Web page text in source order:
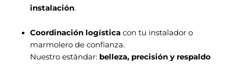
instalación.
Coordinación logísticacon tu instalador o
marmolero de confianza.
Nuestro estándar: belleza, precisión y respaldo